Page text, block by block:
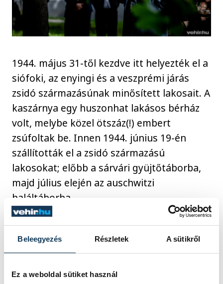
Beleegyezés Részletek A sütikről
Ez a weboldal sütiket használ
1944. május 31-től kezdve itt helyezték el a
siófoki, az enyingi és a veszprémi járás
zsidó származásúnak minősített lakosait. A
kaszárnya egy huszonhat lakásos bérház
volt, melybe közel ötszáz(!) embert
zsúfoltak be. Innen 1944. június 19-én
szállították el a zsidó származású
lakosokat; előbb a sárvári gyüjtőtáborba,
majd július elején az auschwitzi
haláltáborba.
társegyházak képviselői,
Niederhoffer Zoltánreformátus lelkész